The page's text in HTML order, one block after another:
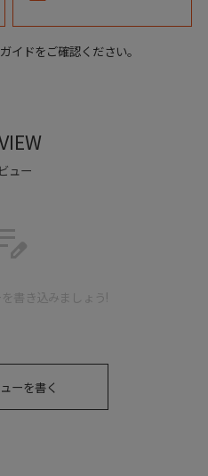
ートチップ
イドをご確認ください。
ュー
書き込みましょう!
ーを書く